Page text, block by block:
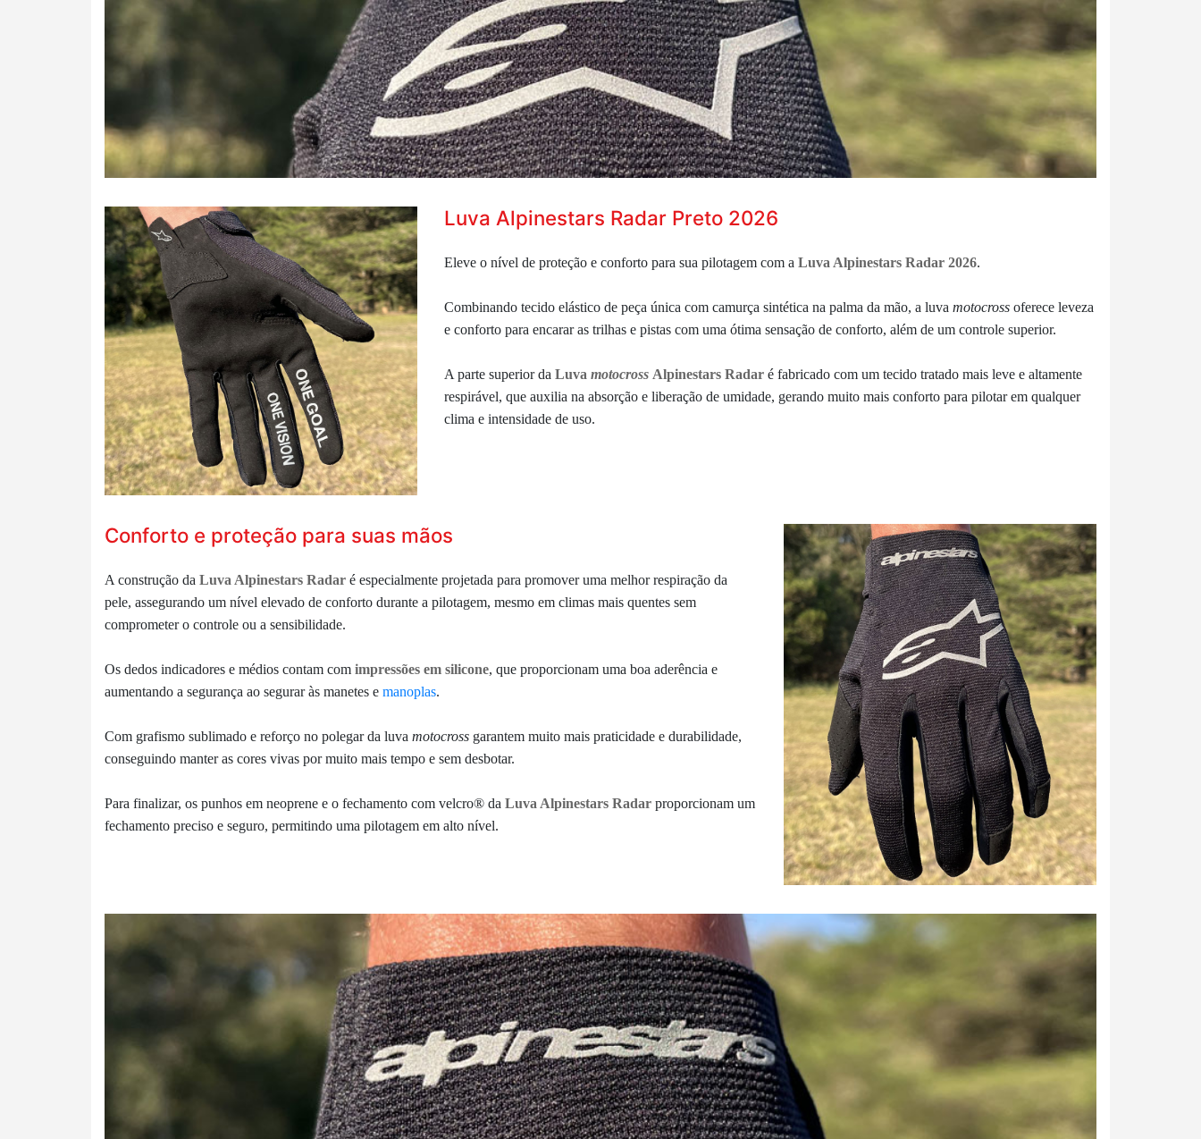
Luva Alpinestars Radar Preto 2026
Eleve o nível de proteção e conforto para sua pilotagem com a Luva Alpinestars Radar 2026.
Combinando tecido elástico de peça única com camurça sintética na palma da mão, a luva motocross oferece leveza
e conforto para encarar as trilhas e pistas com uma ótima sensação de conforto, além de um controle superior.
A parte superior da Luva motocross Alpinestars Radar é fabricado com um tecido tratado mais leve e altamente
respirável, que auxilia na absorção e liberação de umidade, gerando muito mais conforto para pilotar em qualquer
clima e intensidade de uso.
Conforto e proteção para suas mãos
A construção da Luva Alpinestars Radar é especialmente projetada para promover uma melhor respiração da
pele, assegurando um nível elevado de conforto durante a pilotagem, mesmo em climas mais quentes sem
comprometer o controle ou a sensibilidade.
Os dedos indicadores e médios contam com impressões em silicone, que proporcionam uma boa aderência e
aumentando a segurança ao segurar às manetes e manoplas.
Com grafismo sublimado e reforço no polegar da luva motocross garantem muito mais praticidade e durabilidade,
conseguindo manter as cores vivas por muito mais tempo e sem desbotar.
Para finalizar, os punhos em neoprene e o fechamento com velcro® da Luva Alpinestars Radar proporcionam um
fechamento preciso e seguro, permitindo uma pilotagem em alto nível.